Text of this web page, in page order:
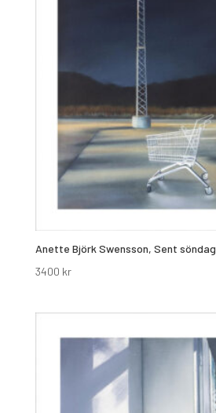
Anette Björk Swensson, Sent
3400 kr